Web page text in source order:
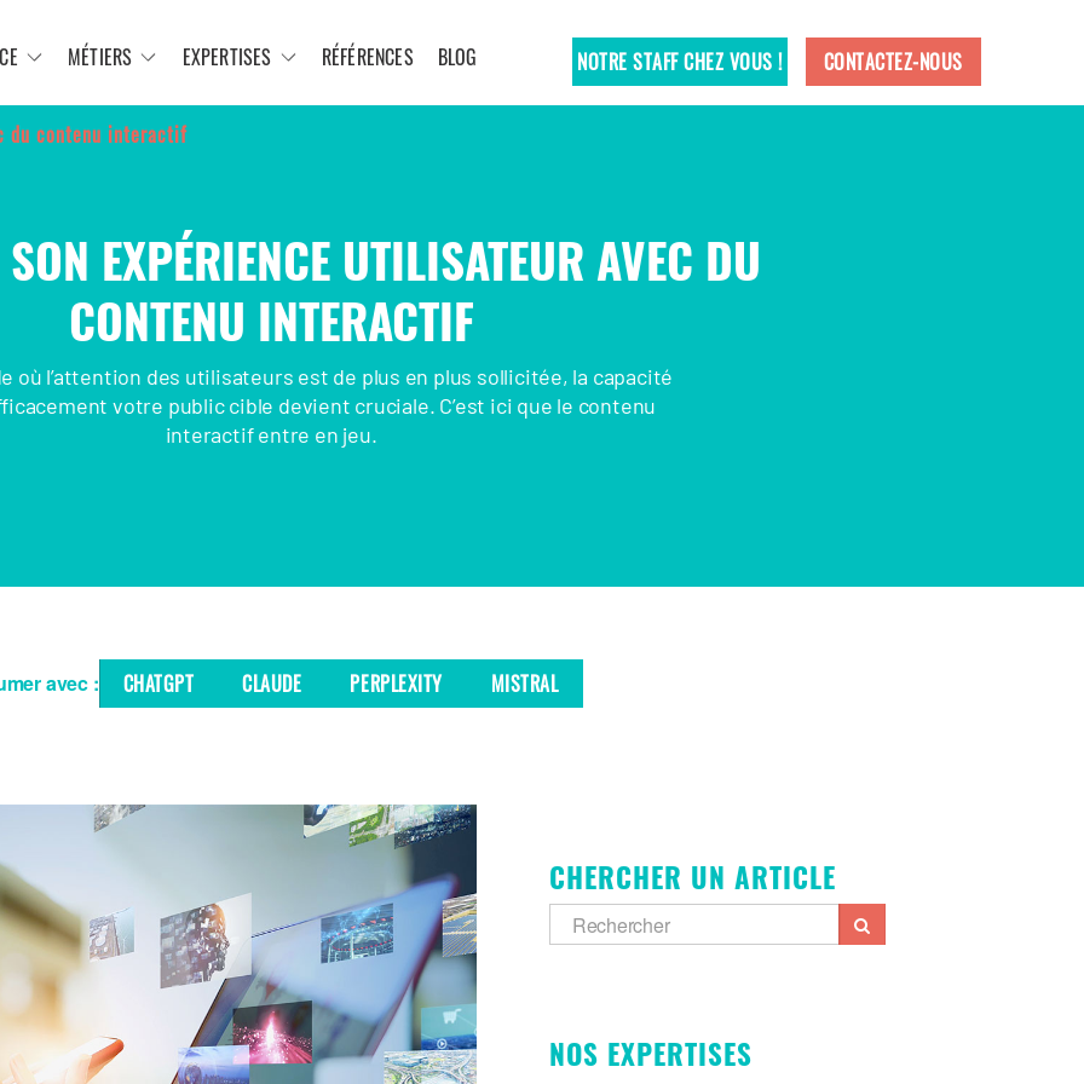
MÉTIERS EXPERTISES RÉFÉRENCES BLOG NOTRE STAFF CHEZ VOUS ! CONTACTEZ-NOUS
du contenu interactif
EXPÉRIENCE UTILISATEUR AVEC DU
CONTENU INTERACTIF
où l’attention des utilisateurs est de plus en plus sollicitée, la capacité
votre public cible devient cruciale. C’est ici que le contenu
interactif entre en jeu.
avec : CHATGPT CLAUDE PERPLEXITY MISTRAL
CHERCHER UN ARTICLE
NOS EXPERTISES